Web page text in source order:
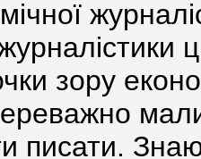
зору
писати.